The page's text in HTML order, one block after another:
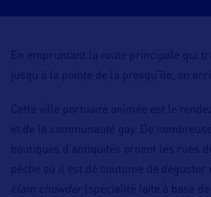
En empruntant la route principale qui
jusqu’à la pointe de la presqu’île, on
Cette ville portuaire animée est le
et de la communauté gay. De
boutiques d’antiquités ornent les rues
pêche où il est de coutume de déguster
clam chowder
(spécialité faite à base